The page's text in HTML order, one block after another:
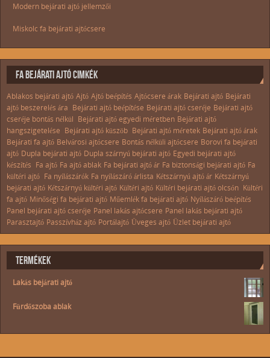
Modern bejárati ajtó jellemzői
Miskolc fa bejárati ajtócsere
FA BEJÁRATI AJTÓ CIMKÉK
Ablakos bejárati ajtó Ajtó Ajtó beépítés Ajtócsere árak Bejárati ajtó Bejárati
ajtó beszerelés ára Bejárati ajtó beépítése Bejárati ajtó cseréje Bejárati ajtó
cseréje bontás nélkül Bejárati ajtó egyedi méretben Bejárati ajtó
hangszigetelése Bejárati ajtó küszöb Bejárati ajtó méretek Bejárati ajtó árak
Bejárati fa ajtó Belvárosi ajtócsere Bontás nélküli ajtócsere Borovi fa bejárati
ajtó Dupla bejárati ajtó Dupla szárnyú bejárati ajtó Egyedi bejárati ajtó
készítés Fa ajtó Fa ajtó ablak Fa bejárati ajtó ár Fa biztonsági bejárati ajtó Fa
kültéri ajtó Fa nyílászárók Fa nyílászáró árlista Kétszárnyú ajtó ár Kétszárnyú
bejárati ajtó Kétszárnyú kültéri ajtó Kültéri ajtó Kültéri bejárati ajtó olcsón Kültéri
fa ajtó Minőségi fa bejárati ajtó Műemlék fa bejárati ajtó Nyílászáró beépítés
Panel bejárati ajtó cseréje Panel lakás ajtócsere Panel lakás bejárati ajtó
Parasztajtó Passzívház ajtó Portálajtó Üveges ajtó Üzlet bejárati ajtó
TERMÉKEK
Lakás bejárati ajtó
Fürdőszoba ablak